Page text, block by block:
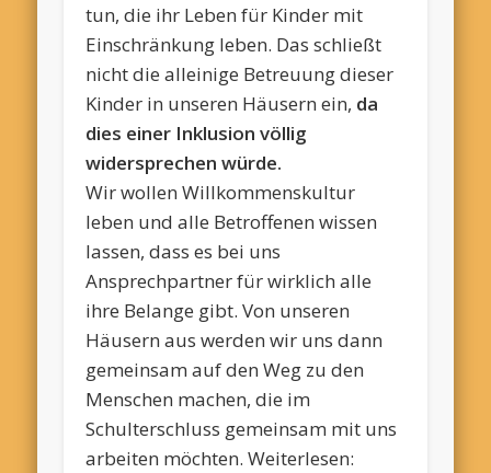
tun, die ihr Leben für Kinder mit
Einschränkung leben. Das schließt
nicht die alleinige Betreuung dieser
Kinder in unseren Häusern ein, da
dies einer Inklusion völlig
widersprechen würde.
Wir wollen Willkommenskultur
leben und alle Betroffenen wissen
lassen, dass es bei uns
Ansprechpartner für wirklich alle
ihre Belange gibt. Von unseren
Häusern aus werden wir uns dann
gemeinsam auf den Weg zu den
Menschen machen, die im
Schulterschluss gemeinsam mit uns
arbeiten möchten. Weiterlesen: